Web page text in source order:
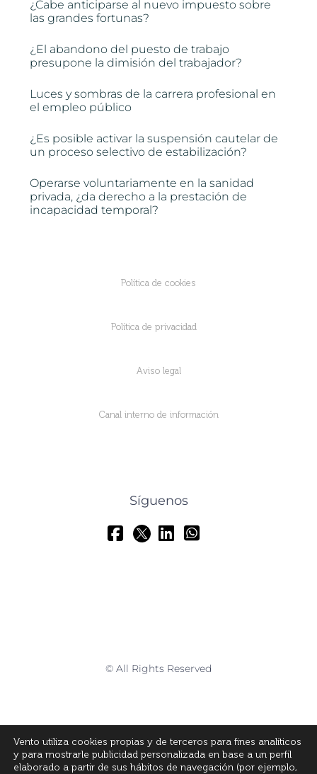
¿Cabe anticiparse al nuevo impuesto sobre
las grandes fortunas?
¿El abandono del puesto de trabajo
presupone la dimisión del trabajador?
Luces y sombras de la carrera profesional en
el empleo público
¿Es posible activar la suspensión cautelar de
un proceso selectivo de estabilización?
Operarse voluntariamente en la sanidad
privada, ¿da derecho a la prestación de
incapacidad temporal?
Política de cookies
Política de privacidad
Aviso legal
Canal interno de información
Síguenos
© All Rights Reserved
Vento utiliza cookies propias y de terceros para fines analíticos
y para mostrarle publicidad personalizada en base a un perfil
elaborado a partir de sus hábitos de navegación (por ejemplo,